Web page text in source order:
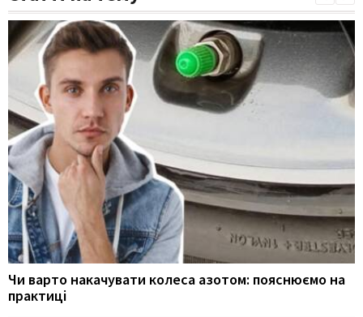
Чи варто накачувати колеса азотом: пояснюємо на
практиці